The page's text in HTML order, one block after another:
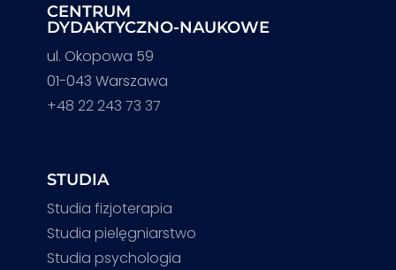
CENTRUM
DYDAKTYCZNO-NAUKOWE
ul. Okopowa 59
01-043 Warszawa
+48 22 243 73 37
STUDIA
Studia fizjoterapia
Studia pielęgniarstwo
Studia psychologia